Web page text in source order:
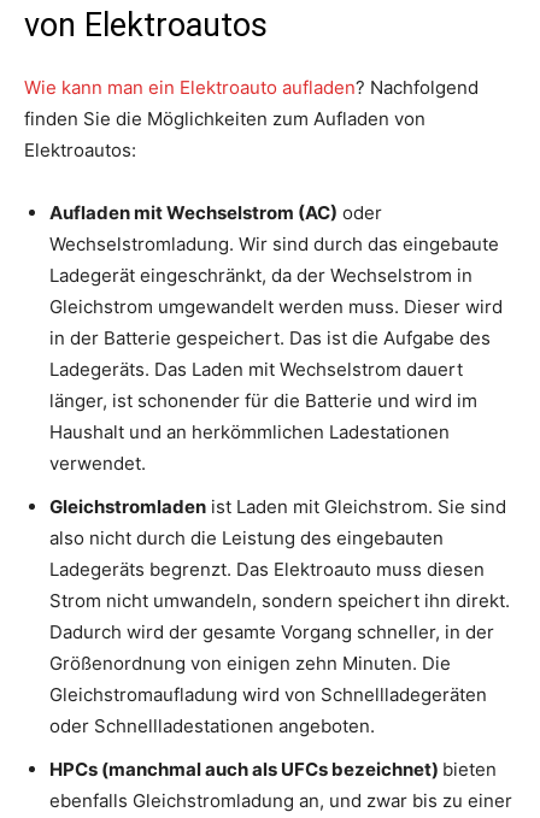
von Elektroautos
Wie kann man ein Elektroauto aufladen? Nachfolgend
finden Sie die Möglichkeiten zum Aufladen von
Elektroautos:
Aufladen mit Wechselstrom (AC) oder
Wechselstromladung. Wir sind durch das eingebaute
Ladegerät eingeschränkt, da der Wechselstrom in
Gleichstrom umgewandelt werden muss. Dieser wird
in der Batterie gespeichert. Das ist die Aufgabe des
Ladegeräts. Das Laden mit Wechselstrom dauert
länger, ist schonender für die Batterie und wird im
Haushalt und an herkömmlichen Ladestationen
verwendet.
Gleichstromladen ist Laden mit Gleichstrom. Sie sind
also nicht durch die Leistung des eingebauten
Ladegeräts begrenzt. Das Elektroauto muss diesen
Strom nicht umwandeln, sondern speichert ihn direkt.
Dadurch wird der gesamte Vorgang schneller, in der
Größenordnung von einigen zehn Minuten. Die
Gleichstromaufladung wird von Schnellladegeräten
oder Schnellladestationen angeboten.
HPCs (manchmal auch als UFCs bezeichnet) bieten
ebenfalls Gleichstromladung an, und zwar bis zu einer